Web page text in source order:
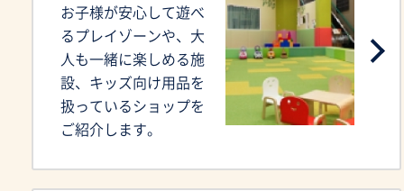
お子様が安心して遊べ
るプレイゾーンや、大
人も一緒に楽しめる施
設、キッズ向け用品を
扱っているショップを
ご紹介します。